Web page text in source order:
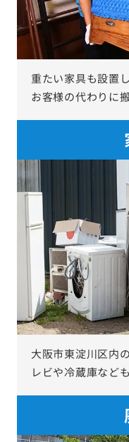
重たい家具も設置
お客様の代わりに
大阪市東淀川区内
レビや冷蔵庫など